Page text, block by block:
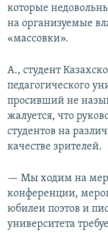
которые
на организуемые
«массовки».
А., студент
педагогического
просивший не
жалуется, что
студентов на
качестве зрителей.
— Мы ходим на
конференции,
юбилеи поэтов и
университета